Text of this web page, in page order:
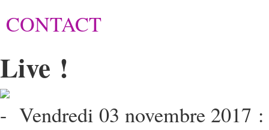
CONTACT
Live !
Vendredi 03 novembre 2017